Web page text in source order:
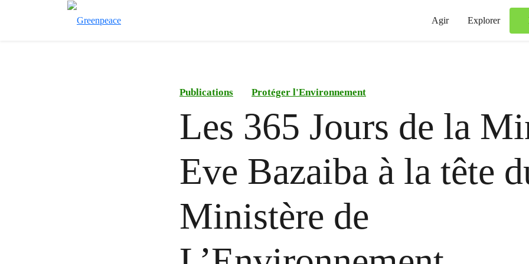
Agir Explorer
Publications Protéger l'Environnement
Les 365 Jours de la
Eve Bazaiba à la tête
Ministère de